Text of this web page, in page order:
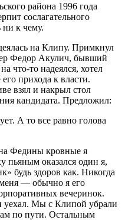
района 1996 года
сослагательного
ни к чему.
на Клипу. Примкнул
Федор Акулич, бывший
что-то надеялся, хотел
прихода к власти.
взял и накрыл стол
кандидата. Предложил:
А то все равно голова
Федины кровные я
оказался один я,
будь здоров как. Никогда
— обычно я его
вечеринок.
уехал. Мы с Клипой убрали
по пути. Остальным